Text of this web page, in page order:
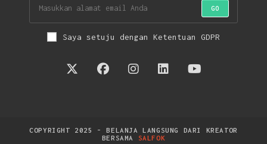
GO
Saya setuju dengan Ketentuan GDPR
COPYRIGHT 2025 - BELANJA LANGSUNG DARI KREATOR
BERSAMA
SALFOK